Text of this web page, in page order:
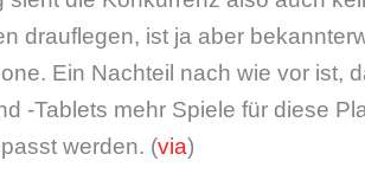
drauflegen, ist ja aber
Ein Nachteil nach wie vor ist,
-Tablets mehr Spiele für diese
werden. (via)